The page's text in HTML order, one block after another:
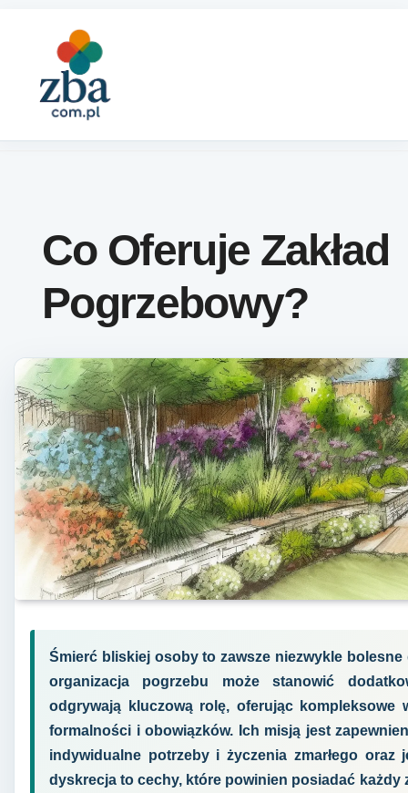
Co Oferuje Zakład
Pogrzebowy?
Śmierć bliskiej osoby to zawsze niezwykle
organizacja pogrzebu może stanowić
odgrywają kluczową rolę, oferując
formalności i obowiązków. Ich misją jest
indywidualne potrzeby i życzenia zmarłego
dyskrecja to cechy, które powinien posiadać każdy